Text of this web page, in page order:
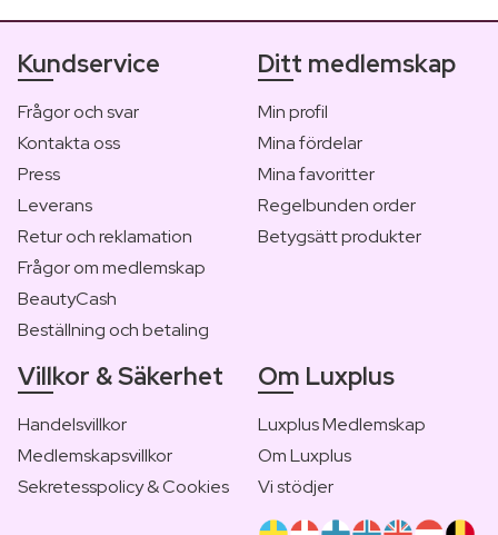
Kundservice
Frågor och svar
Kontakta oss
Press
Leverans
Retur och reklamation
Frågor om medlemskap
BeautyCash
Beställning och betaling
Ditt medlemskap
Min profil
Mina fördelar
Mina favoritter
Regelbunden order
Betygsätt produkter
Villkor & Säkerhet
Handelsvillkor
Medlemskapsvillkor
Sekretesspolicy & Cookies
Om Luxplus
Luxplus Medlemskap
Om Luxplus
Vi stödjer